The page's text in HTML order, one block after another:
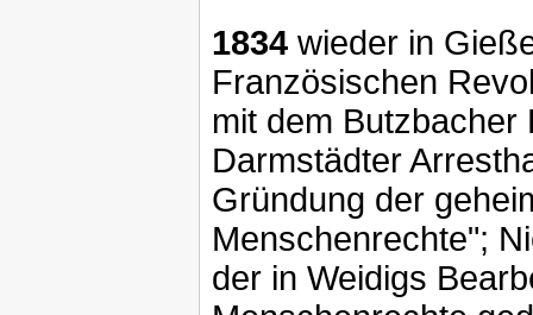
1834 wieder in
Französischen
mit dem Butzbacher
Darmstädter
Gründung der
Menschenrechte";
der in Weidigs